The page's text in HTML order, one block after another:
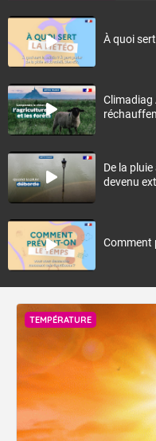
À quoi
Climadiag
De la
devenu
Comment
TEMPÉRATURE